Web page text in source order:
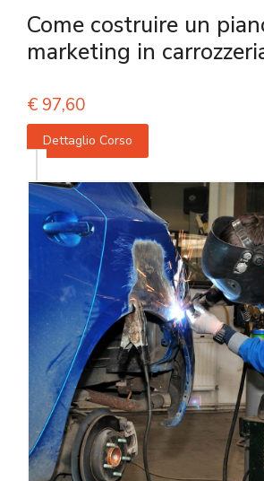
Come costruire un
marketing in
€ 97,60
Dettaglio Corso